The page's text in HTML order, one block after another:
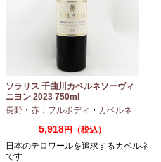
ソラリス 千曲川カベルネソーヴィ
ニヨン 2023 750ml
長野 ・ 赤：フルボディ ・ カベルネ
5,918円（税込）
日本のテロワールを追求するカベルネ
です